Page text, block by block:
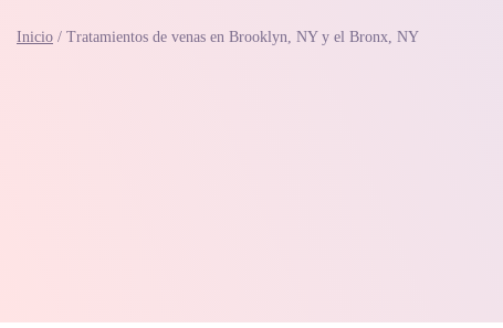
Inicio / Tratamientos de venas en Brooklyn, NY y el Bronx, NY